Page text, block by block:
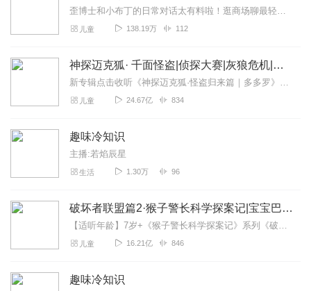
歪博士和小布丁的日常对话太有料啦！逛商场聊最轻的气凝胶、翻相册说最早的照片、看星空聊钻石行星，生活里的每一个小场景，都能解锁一个神奇“世界之最”～没有刻意搞...
儿童 138.19万 112
神探迈克狐· 千面怪盗|侦探大赛|灰狼危机|多多罗
新专辑点击收听《神探迈克狐·怪盗归来篇｜多多罗》！！！>>>点击进入主播橱窗购买《神探迈克狐》系列图书吧!<<<多多罗故事【点击前往】收听多多罗其他好玩有趣的故...
儿童 24.67亿 834
趣味冷知识
主播:若焰辰星
生活 1.30万 96
破坏者联盟篇2·猴子警长科学探案记|宝宝巴士故事
【适听年龄】7岁+《猴子警长科学探案记》系列《破坏者联盟篇1·猴子警长科学探案记》>>>《破坏者联盟篇2·猴子警长科学探案记》>>>《破坏者联盟篇3·猴子警长科...
儿童 16.21亿 846
趣味冷知识